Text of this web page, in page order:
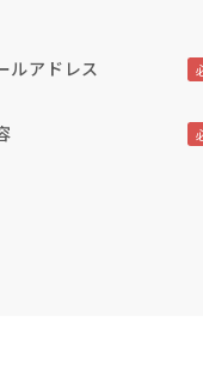
ルアドレス